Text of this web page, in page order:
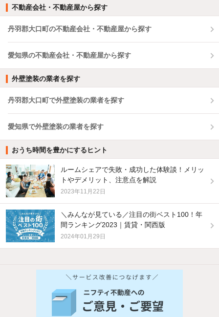
不動産会社・不動産屋から探す
丹羽郡大口町の不動産会社・不動産屋から探す
愛知県の不動産会社・不動産屋から探す
外壁塗装の業者を探す
丹羽郡大口町で外壁塗装の業者を探す
愛知県で外壁塗装の業者を探す
おうち時間を豊かにするヒント
ルームシェアで失敗・成功した体験談！メリッ
トやデメリット、注意点を解説
2023年11月22日
＼みんなが見ている／注目の街ベスト100！年
間ランキング2023｜賃貸・関西版
2024年01月29日
他の人はこんな条件で絞り込んでいます！
バス・トイレ別 2階以上